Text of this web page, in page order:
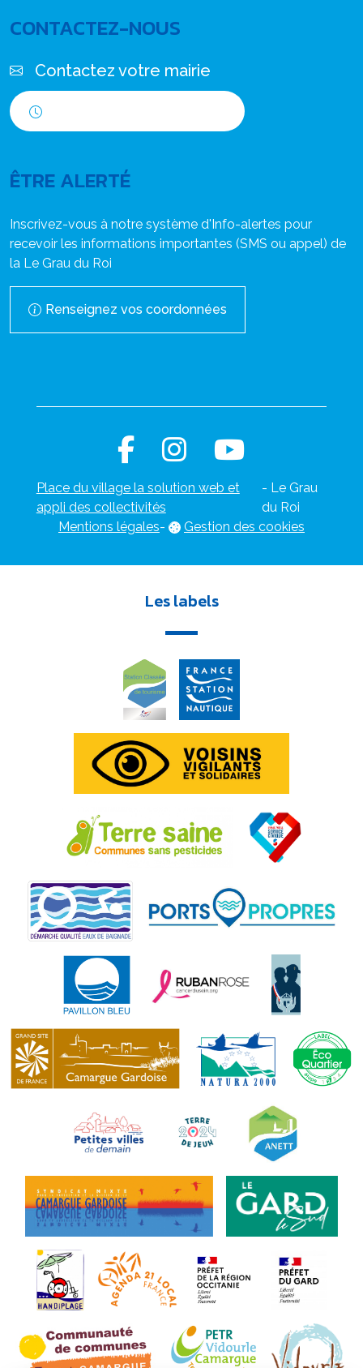
CONTACTEZ-NOUS
Contactez votre mairie
ÊTRE ALERTÉ
Inscrivez-vous à notre système d'Info-alertes pour
recevoir les informations importantes (SMS ou appel) de
la Le Grau du Roi
Renseignez vos coordonnées
Place du village la solution web et
appli des collectivités
- Le Grau
du Roi
Mentions légales- Gestion des cookies
Les labels